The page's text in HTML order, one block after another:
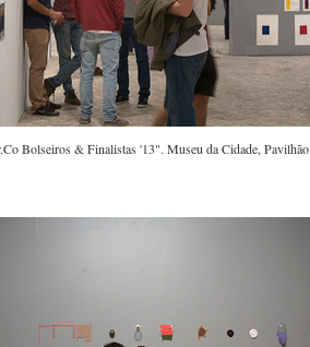
Bolseiros & Finalistas '13". Museu da Cidade, Pavilhão